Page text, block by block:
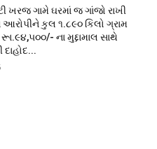
ખરજ ગામે ઘરમાં જ ગાંજો રાખી
આરોપીને કુલ ૧.૮૯૦ કિલો ગ્રામ
ના મુદ્દામાલ સાથે
દાહોદ...